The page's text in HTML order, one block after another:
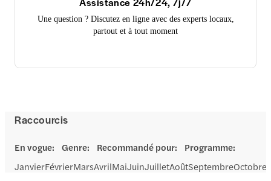
Une question ? Discutez en ligne avec des experts locaux,
partout et à tout moment
Raccourcis
En vogue: Genre: Recommandé pour: Programme:
JanvierFévrierMarsAvrilMaiJuinJuilletAoûtSeptembreOctobre